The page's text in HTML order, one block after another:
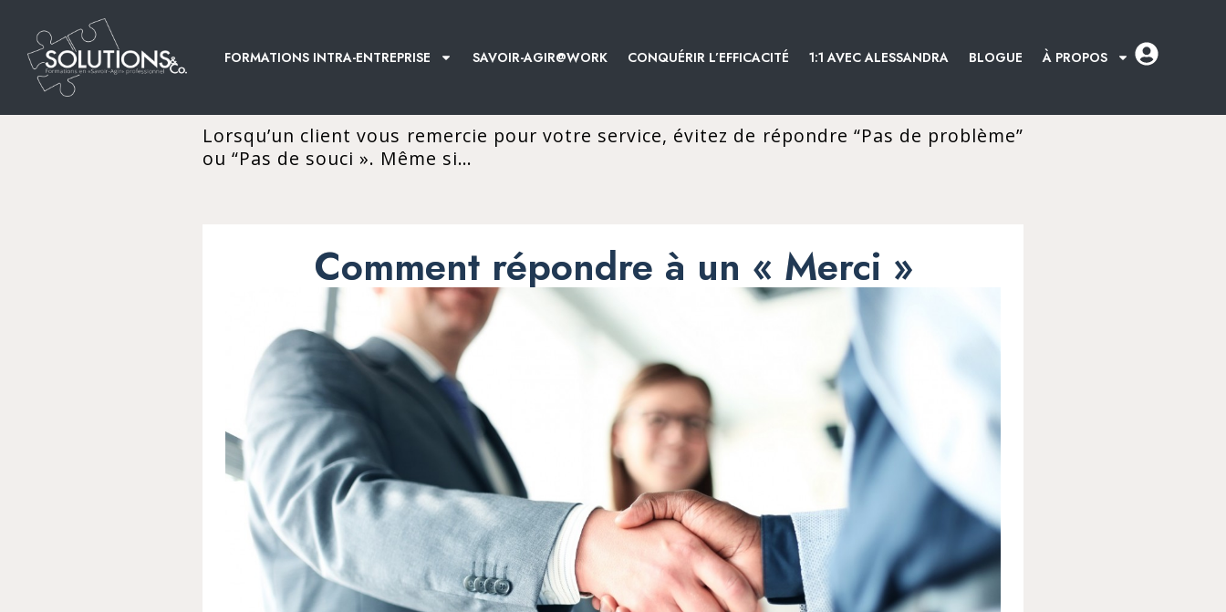
FORMATIONS INTRA-ENTREPRISE SAVOIR-AGIR@WORK CONQUÉRIR L’EFFICACITÉ 1:1 AVEC ALESSANDRA BLOGUE À PROPOS
Lorsqu’un client vous remercie pour votre service, évitez de répondre “Pas de problème”
ou “Pas de souci ». Même si…
Comment répondre à un « Merci »